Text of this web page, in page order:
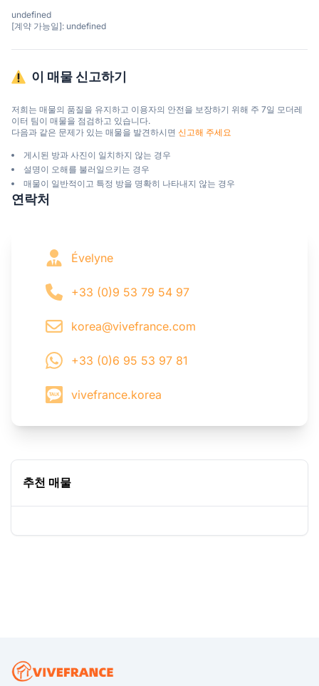
undefined
[계약 가능일]: undefined
이 매물 신고하기
저희는 매물의 품질을 유지하고 이용자의 안전을 보장하기 위해 주 7일 모더레
이터 팀이 매물을 점검하고 있습니다.
다음과 같은 문제가 있는 매물을 발견하시면 신고해 주세요
게시된 방과 사진이 일치하지 않는 경우
설명이 오해를 불러일으키는 경우
매물이 일반적이고 특정 방을 명확히 나타내지 않는 경우
연락처
Évelyne
+33 (0)9 53 79 54 97
korea@vivefrance.com
+33 (0)6 95 53 97 81
vivefrance.korea
추천 매물